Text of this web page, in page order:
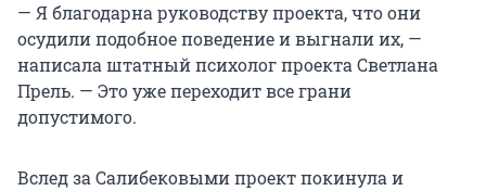
— Я благодарна руководству проекта, что они
осудили подобное поведение и выгнали их, —
написала штатный психолог проекта Светлана
Прель. — Это уже переходит все грани
допустимого.
Вслед за Салибековыми проект покинула и